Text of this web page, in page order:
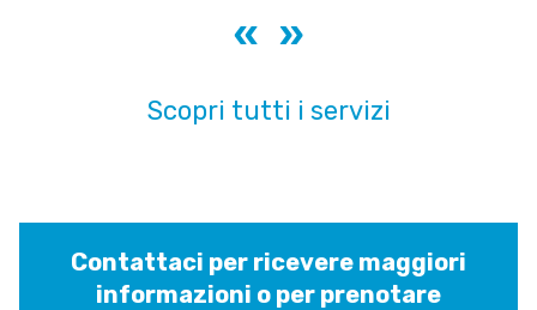
« »
Scopri tutti i servizi
Contattaci per ricevere maggiori
informazioni o per prenotare